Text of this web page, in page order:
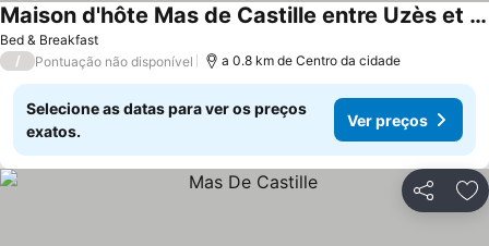
Bed & Breakfast
Maison d'hôte Mas de Castille entre Uzès et le pont du Gard
/ Pontuação não disponível a 0.8 km de Centro da cidade
Selecione as datas para ver os preços
exatos.
Ver preços
Partilhar